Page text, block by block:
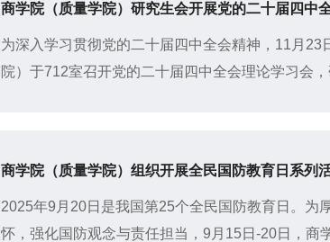
商学院（质量学院）研究生会开展党的二十届四中
为深入学习贯彻党的二十届四中全会精神，11月23
院）于712室召开党的二十届四中全会理论学习会
商学院（质量学院）组织开展全民国防教育日系列
2025年9月20日是我国第25个全民国防教育日。为
怀，强化国防观念与责任担当，9月15日-20日，商